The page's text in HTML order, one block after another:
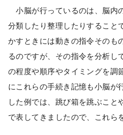
小脳が行っているのは、脳内
分類したり整理したりすること
かすときには動きの指令そのも
るのですが、その指令を分析し
の程度や順序やタイミングを調
にこれらの手続き記憶も小脳が
した例では、跳び箱を跳ぶこと
で表してきましたので、これら